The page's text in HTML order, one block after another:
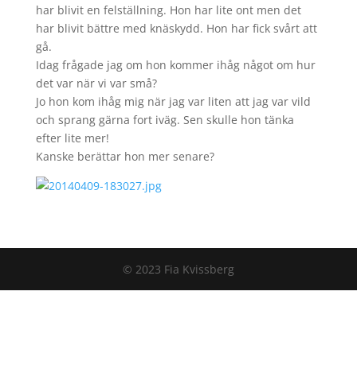
har blivit en felställning. Hon har lite ont men det
har blivit bättre med knäskydd. Hon har fick svårt att
gå.
Idag frågade jag om hon kommer ihåg något om hur
det var när vi var små?
Jo hon kom ihåg mig när jag var liten att jag var vild
och sprang gärna fort iväg. Sen skulle hon tänka
efter lite mer!
Kanske berättar hon mer senare?
© 2023 Fia Kvissberg